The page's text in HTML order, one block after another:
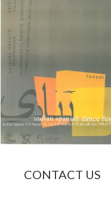
CONTACT US